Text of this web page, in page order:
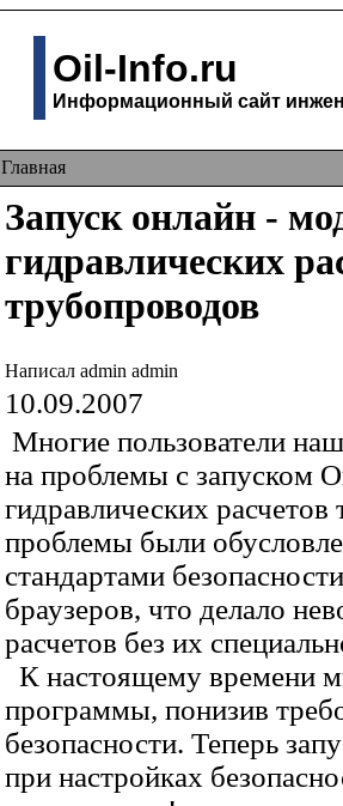
Oil-Info.ru
Информационный сайт
Главная
Запуск онлайн -
гидравлических
трубопроводов
Написал admin admin
10.09.2007
Многие пользователи
на проблемы с запуском
гидравлических
проблемы были
стандартами
браузеров, что делало
расчетов без их
К настоящему времени
программы, понизив
безопасности. Теперь
при настройках